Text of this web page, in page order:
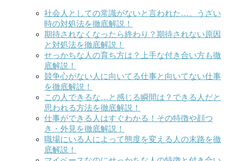
社会人としての常識がないと言われた…。うざい
時の対処法を徹底解説！
期待されなくなったら終わり？期待されない原因
と対処法を徹底解説！
せっかちな人の育ち方は？上手な付き合い方も徹
底解説！
競争心がない人に向いてる仕事と向いてない仕事
を徹底解説！
この人できるな…と感じる瞬間は？できる人だと
思われる方法を徹底解説！
仕事ができる人はすぐわかる！その特徴や顔つ
き・外見を徹底解説！
職場にいる人によって態度を変える人の末路を徹
底解説！